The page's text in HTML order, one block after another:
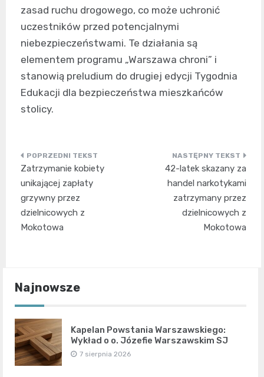
zasad ruchu drogowego, co może uchronić
uczestników przed potencjalnymi
niebezpieczeństwami. Te działania są
elementem programu „Warszawa chroni” i
stanowią preludium do drugiej edycji Tygodnia
Edukacji dla bezpieczeństwa mieszkańców
stolicy.
Nawigacja
wpisu
Zatrzymanie kobiety
unikającej zapłaty
grzywny przez
dzielnicowych z
Mokotowa
42-latek skazany za
handel narkotykami
zatrzymany przez
dzielnicowych z
Mokotowa
Najnowsze
Kapelan Powstania Warszawskiego:
Wykład o o. Józefie Warszawskim SJ
7 sierpnia 2026